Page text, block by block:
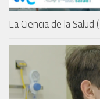
La Ciencia de la